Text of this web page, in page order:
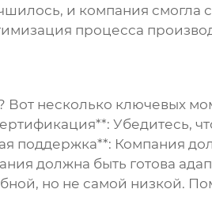
и компания смогла
процесса
Вот несколько ключевых
Убедитесь,
поддержка**: Компания
должна быть готова
но не самой низкой.